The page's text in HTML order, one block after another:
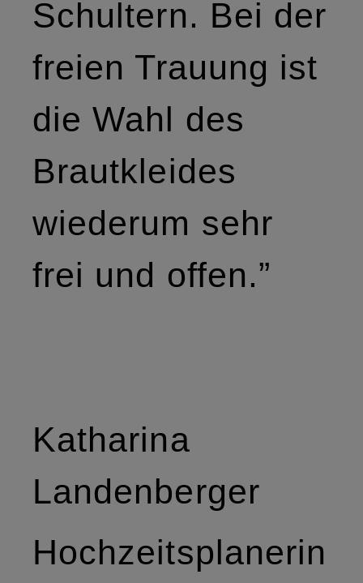
Schultern. Bei der
freien Trauung ist
die Wahl des
Brautkleides
wiederum sehr
frei und offen.”
Katharina
Landenberger
Hochzeitsplanerin